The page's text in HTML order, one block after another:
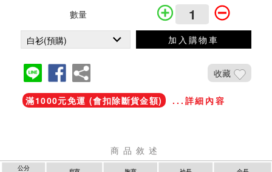
數量
加入購物車
收藏
滿1000元免運 (會扣除斷貨金額) ...詳細內容
商品敘述